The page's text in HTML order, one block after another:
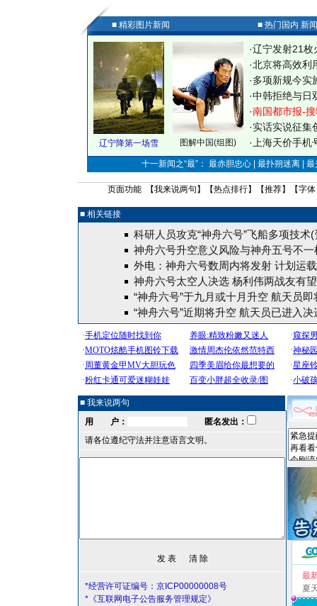
■ 精彩图片新闻 ■ 热门国内 新
辽宁降第一场雪 图解中国(组图)
·辽宁发射21枚
·北京将高效利
·多项新规今实
·中韩拒绝与日
·南国都市报-
·实话实说征集
· 上海天价手
十一新闻之“最”： 最赤胆忠心 | 最扑朔迷离 |
页面功能 【我来说两句 】【热点排行】【推荐】【字体
■ 相关链接
科研人员攻克“神舟六号”飞船多项技术
神舟六号升空意义风险与神舟五号不一
外电：神舟六号数周内将发射 计划运
神舟六号太空人决选 杨利伟两战友有
“神舟六号”于九月或十月升空 航天员即
“神舟六号”近期将升空 航天员已进入决
■ 我来说两句
用 户：
匿名发出：
请各位遵纪守法并注意语言文明。
*经营许可证编号：京ICP00000008号
*《互联网电子公告服务管理规定》
最
夏